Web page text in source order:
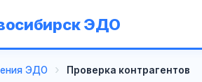
ЭДО
ЭДО Проверка контрагентов